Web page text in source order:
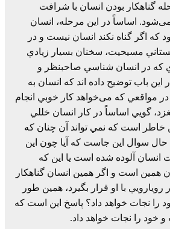
گناهکار بودن انسان با شرافت
اساساً در اين مرحله، انسان
اگر گناه نکند انسان نيست و در
مسيحيت، سخنان بسيار زيادي
که در انسان شناسي صاحبنظر و
باب توضيح داده اند که انسان به
مواقعي که می‌خواهد کار خوبي انجام
گويي اساساً در کار انسان خللي
است که نمي تواند آن چنان که
حال سوال اين جاست که آيا چون اين
آلوده شده است يا اين که
همين است و اگر همين انسان گناهکار
رويارويي با او قرار بگيرد، همين طور
را نجات خواهد داد؟ پاسخ اين است که
خود را نجات خواهد داد.